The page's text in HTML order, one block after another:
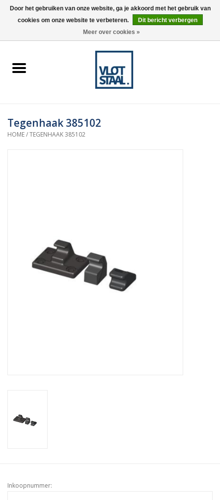
0 Artikelen - €0,00
spanners
Tegenhaak 385102
HOME/TEGENHAAK 385102
Inkoopnummer:
Door het gebruiken van onze website, ga je akkoord met het gebruik van
cookies om onze website te verbeteren.
Dit bericht verbergen
Meer over cookies »